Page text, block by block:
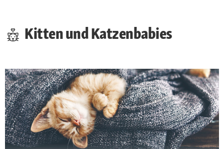
Kitten und Katzenbabies